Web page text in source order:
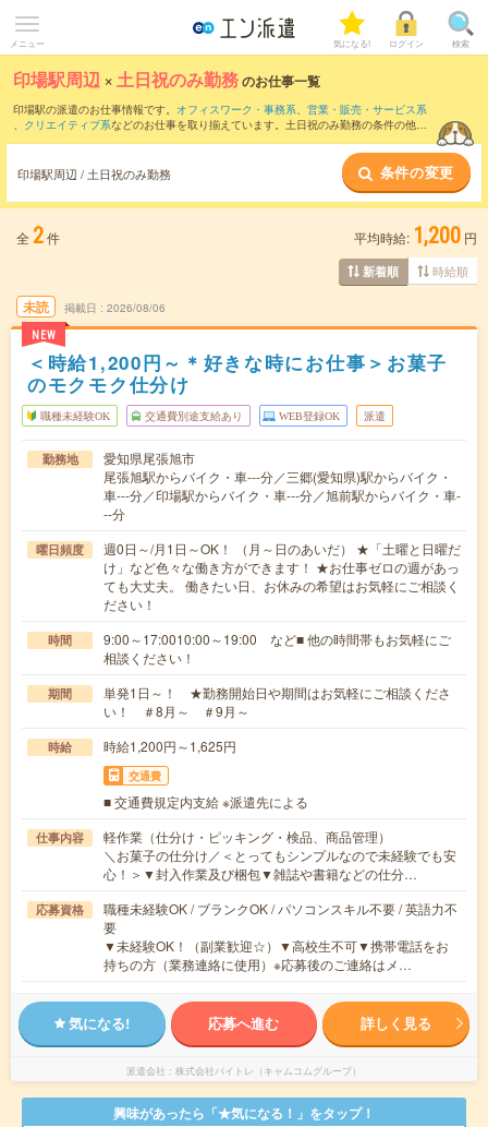
メニュー 気になる! ログイン 検索
印場駅周辺 ×土日祝のみ勤務のお仕事一覧
印場駅の派遣のお仕事情報です。 オフィスワーク・事務系、 営業・販売・サービス系
、 クリエイティブ系などのお仕事を取り揃えています。土日祝のみ勤務の条件の他
印場駅周辺 / 土日祝のみ勤務 条件の変更
全 2件 平均時給: 1,200 円
新着順 時給順
未読
NEW
掲載日 2026/08/06
＜時給1,200円～＊好きな時にお仕事＞お菓子
のモクモク仕分け
職種未経験OK 交通費別途支給あり WEB登録OK 派遣
勤務地
愛知県尾張旭市
尾張旭駅からバイク・車---分／三郷(愛知県)駅からバイク・
車---分／印場駅からバイク・車---分／旭前駅からバイク・車-
--分
曜日頻度
週0日～/月1日～OK！ （月～日のあいだ） ★「土曜と日曜だ
け」など色々な働き方ができます！ ★お仕事ゼロの週があっ
ても大丈夫。 働きたい日、お休みの希望はお気軽にご相談く
ださい！
時間
9:00～17:0010:00～19:00 など■ 他の時間帯もお気軽にご
相談ください！
期間
単発1日～！ ★勤務開始日や期間はお気軽にご相談くださ
い！ ＃8月～ ＃9月～
時給 時給1,200円～1,625円
交通費
■ 交通費規定内支給 ※派遣先による
仕事内容
軽作業（仕分け・ピッキング・検品、商品管理）
＼お菓子の仕分け／＜とってもシンプルなので未経験でも安
心！＞▼封入作業及び梱包▼雑誌や書籍などの仕分…
応募資格
職種未経験OK / ブランクOK / パソコンスキル不要 / 英語力不
要
▼未経験OK！（副業歓迎☆）▼高校生不可▼携帯電話をお
持ちの方（業務連絡に使用）※応募後のご連絡はメ…
気になる! 応募へ進む 詳しく見る
派遣会社 株式会社バイトレ（キャムコムグループ）
興味があったら「★気になる！」をタップ！